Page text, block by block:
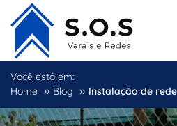
Você está em:
Home ›› Blog ›› Instalação de